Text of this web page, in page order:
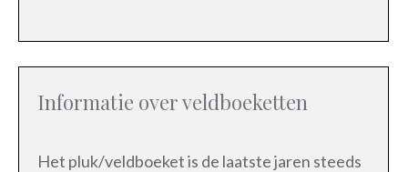
Informatie over veldboeketten
Het pluk/veldboeket is de laatste jaren steeds